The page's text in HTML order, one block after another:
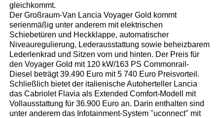
gleichkommt.
Der Großraum-Van Lancia Voyager Gold kommt
serienmäßig unter anderem mit elektrischen
Schiebetüren und Heckklappe, automatischer
Niveauregulierung, Lederausstattung sowie beheizbarem
Lederlenkrad und Sitzen vorn und hinten. Der Preis für
den Voyager Gold mit 120 kW/163 PS Commonrail-
Diesel beträgt 39.490 Euro mit 5 740 Euro Preisvorteil.
Schließlich bietet der italienische Autoherteller Lancia
das Cabriolet Flavia als Extended Comfort-Modell mit
Vollausstattung für 36.900 Euro an. Darin enthalten sind
unter anderem das Infotainment-System "uconnect" mit